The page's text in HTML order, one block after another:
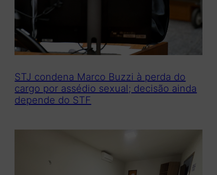
STJ condena Marco Buzzi à perda do
cargo por assédio sexual; decisão ainda
depende do STF